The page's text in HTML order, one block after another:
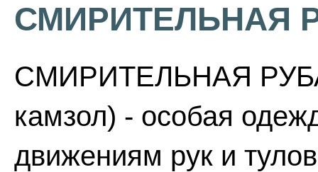
СМИРИТЕЛЬНАЯ
СМИРИТЕЛЬНАЯ
камзол) - особая
движениям рук и